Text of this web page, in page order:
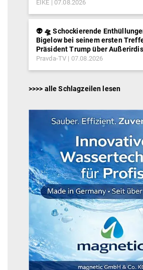
EIKE 07.08.2026
👽 🛸 Schockierende
Bigelow bei seinem ersten
Präsident Trump über
Pravda-TV 07.08.2026
>>>> alle Schlagzeilen lesen